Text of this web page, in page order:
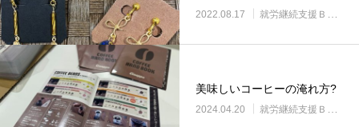
2022.08.17 就労継続支援Ｂ型・ニコプレイス
美味しいコーヒーの淹れ方?
2024.04.20 就労継続支援Ｂ型・ニコプレイス